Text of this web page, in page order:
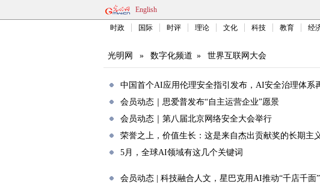
English
时政 国际 时评 理论 文化 科技 教育 经
光明网 » 数字化频道 » 世界互联网大会
中国首个AI应用伦理安全指引发布，AI安全治理体系
会员动态｜思爱普发布“自主运营企业”愿景
会员动态｜第八届北京网络安全大会举行
荣誉之上，价值生长：这是来自杰出贡献奖的长期主
5月，全球AI领域有这几个关键词
会员动态 | 科技融合人文，星巴克用AI推动“千店千面